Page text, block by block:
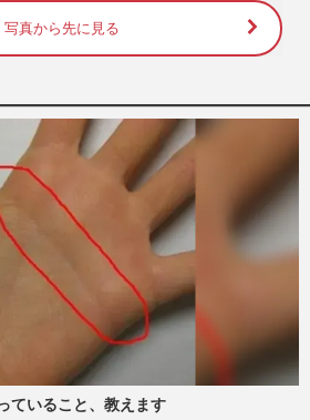
写真から先に見る
ていること、教えます